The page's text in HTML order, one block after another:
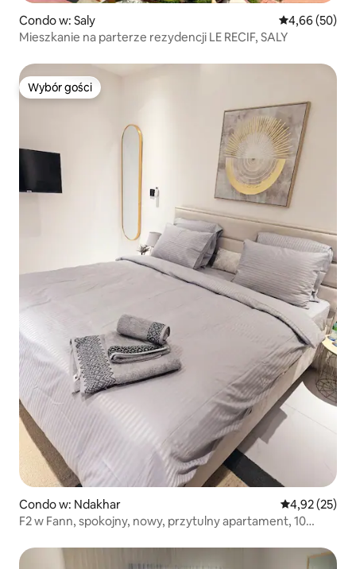
Condo w: Saly Średnia
4,66 (50)
Mieszkanie na parterze rezydencji LE RECIF, SALY
Wybór gości
Wybór gości
Condo w: Ndakhar Średnia
4,92 (25)
F2 w Fann, spokojny, nowy, przytulny apartament, 10